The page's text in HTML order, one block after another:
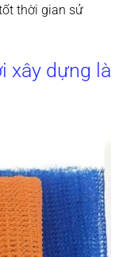
thời gian sử
xây dựng là